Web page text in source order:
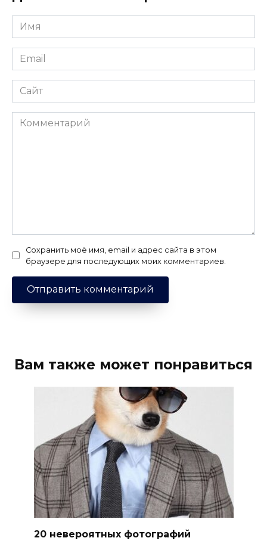
Имя
*
Email
*
Сайт
Комментарий
Сохранить моё имя, email и адрес сайта в этом
браузере для последующих моих комментариев.
Вам также может понравиться
20 невероятных фотографий